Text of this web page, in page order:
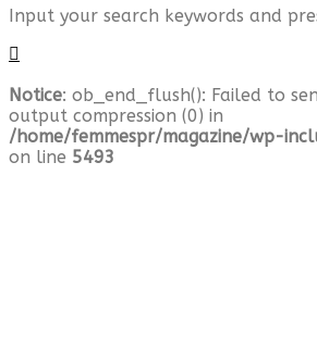
Input your search keywords and
Notice: ob_end_flush(): Failed to
output compression (0) in
/home/femmespr/magazine/wp-
on line 5493